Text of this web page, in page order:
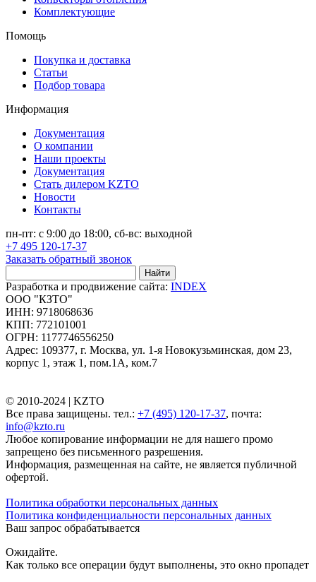
Комплектующие
Помощь
Покупка и доставка
Статьи
Подбор товара
Информация
Документация
О компании
Наши проекты
Документация
Стать дилером KZTO
Новости
Контакты
пн-пт: с 9:00 до 18:00, сб-вс: выходной
+7 495 120-17-37
Заказать обратный звонок
Найти
Разработка и продвижение сайта: INDEX
ООО "КЗТО"
ИНН: 9718068636
КПП: 772101001
ОГРН: 1177746556250
Адрес: 109377, г. Москва, ул. 1-я Новокузьминская, дом 23,
корпус 1, этаж 1, пом.1А, ком.7
© 2010-2024 | KZTO
Все права защищены. тел.: +7 (495) 120-17-37, почта:
info@kzto.ru
Любое копирование информации не для нашего промо
запрещено без письменного разрешения.
Информация, размещенная на сайте, не является публичной
офертой.
Политика обработки персональных данных
Политика конфиденциальности персональных данных
Ваш запрос обрабатывается
Ожидайте.
Как только все операции будут выполнены, это окно пропадет